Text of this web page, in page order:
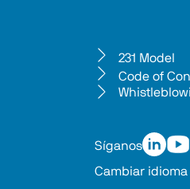
231 Model
Code of
Síganos
Cambiar idioma